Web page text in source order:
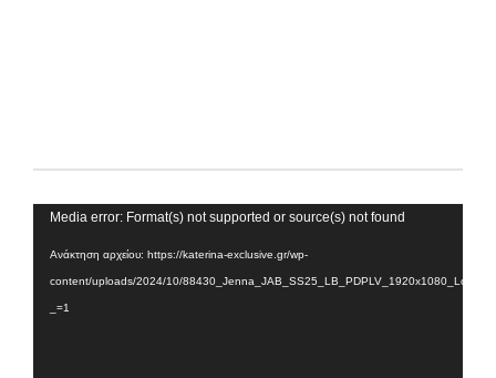
Πρόγραμμα
Media error: Format(s) not supported or source(s) not found
Ανάκτηση αρχείου: https://katerina-exclusive.gr/wp-
content/uploads/2024/10/
_=1